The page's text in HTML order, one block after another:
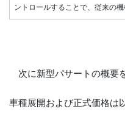
ントロールすることで、従来の
次に新型パサートの概要
車種展開および正式価格は